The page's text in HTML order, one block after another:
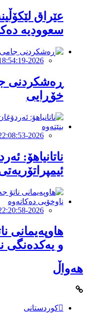
عێراق
سعوودیە
2026-Jul-26 18:54:19
ڕەشکردنی
خۆڕایی
2026-Jul-16 22:08:53
ناتانیاهۆ:
2026-Jul-09 22:20:58
هاوپەیمانى
و یەکدەنگى
هەواڵ
کوردستانی